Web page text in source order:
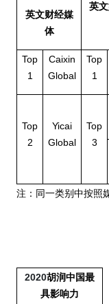
英文财经媒
体
英
Top
1
Caixin
Global
Top
1
Top
2
Yicai
Global
Top
3
注：同一类别中按照
2020胡润中国最
具影响力